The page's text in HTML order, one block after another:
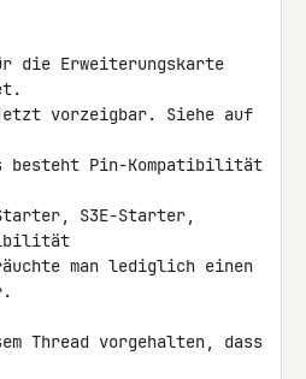
die Erweiterungskarte
vorzeigbar. Siehe auf
besteht Pin-Kompatibilität
S3E-Starter,
man lediglich einen
Thread vorgehalten, dass